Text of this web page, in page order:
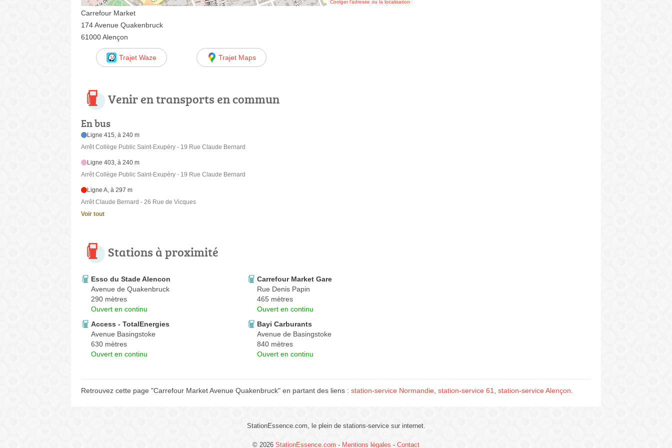
Corriger l’adresse ou la localisation
Carrefour Market
174 Avenue Quakenbruck
61000 Alençon
Trajet Waze Trajet Maps
Venir en transports en commun
En bus
Ligne 415, à 240 m
Arrêt Collège Public Saint-Exupéry - 19 Rue Claude Bernard
Ligne 403, à 240 m
Arrêt Collège Public Saint-Exupéry - 19 Rue Claude Bernard
Ligne A, à 297 m
Arrêt Claude Bernard - 26 Rue de Vicques
Voir tout
Stations à proximité
Esso du Stade Alencon
Avenue de Quakenbruck
290 mètres
Ouvert en continu
Carrefour Market Gare
Rue Denis Papin
465 mètres
Ouvert en continu
Access - TotalEnergies
Avenue Basingstoke
630 mètres
Ouvert en continu
Bayi Carburants
Avenue de Basingstoke
840 mètres
Ouvert en continu
Retrouvez cette page "Carrefour Market Avenue Quakenbruck" en partant des liens : station-service Normandie station-service 61 station-service Alençon
StationEssence.com, le plein de stations-service sur internet.
© 2026 StationEssence.com - Mentions légales - Contact